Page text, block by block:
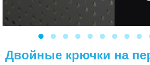
Двойные крючки на